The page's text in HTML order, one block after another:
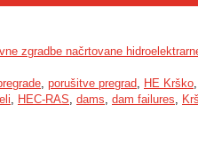
zgradbe načrtovane
, porušitve pregrad, HE Krško,
, HEC-RAS, dams, dam failures,